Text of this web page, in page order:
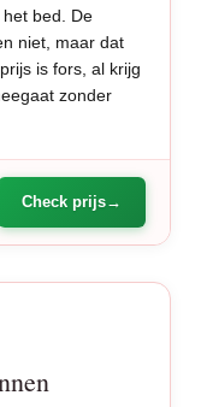
bed. De
niet, maar dat
is fors, al krijg
zonder
Check prijs